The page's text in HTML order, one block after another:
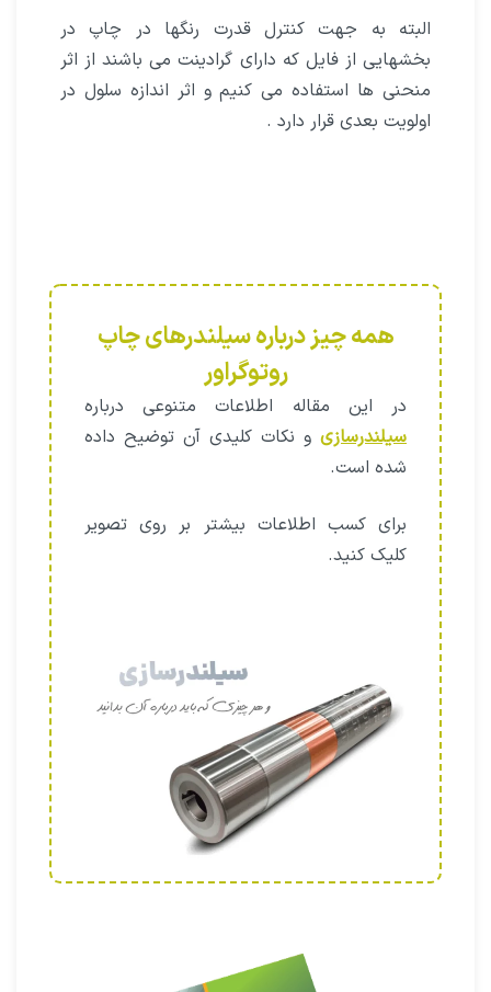
البته به جهت کنترل قدرت رنگها در چاپ در
بخشهایی از فایل که دارای گرادینت می باشند از اثر
منحنی ها استفاده می کنیم و اثر اندازه سلول در
اولویت بعدی قرار دارد .
همه چیز درباره سیلندرهای چاپ
روتوگراور
در این مقاله اطلاعات متنوعی درباره
سیلندرسازی و نکات کلیدی آن توضیح داده
شده است.
برای کسب اطلاعات بیشتر بر روی تصویر
کلیک کنید.